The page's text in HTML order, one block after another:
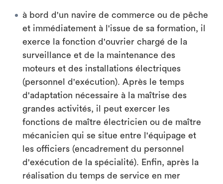
à bord d'un navire de commerce ou de pêche
et immédiatement à l'issue de sa formation, il
exerce la fonction d'ouvrier chargé de la
surveillance et de la maintenance des
moteurs et des installations électriques
(personnel d'exécution). Après le temps
d'adaptation nécessaire à la maîtrise des
grandes activités, il peut exercer les
fonctions de maître électricien ou de maître
mécanicien qui se situe entre l'équipage et
les officiers (encadrement du personnel
d'exécution de la spécialité). Enfin, après la
réalisation du temps de service en mer